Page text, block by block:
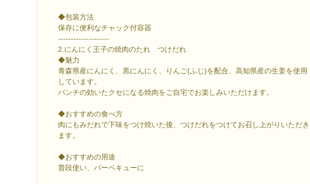
◆包装方法
保存に便利なチャック付容器
--------------------
2.にんにく王子の焼肉のたれ つけだれ
◆魅力
青森県産にんにく、黒にんにく、りんご(ふじ)を配合、高知県産の生姜を使用
しています。
パンチの効いたクセになる焼肉をご自宅でお楽しみいただけます。
◆おすすめの食べ方
肉にもみだれで下味をつけ焼いた後、つけだれをつけてお召し上がりいただき
ます。
◆おすすめの用途
普段使い、バーベキューに